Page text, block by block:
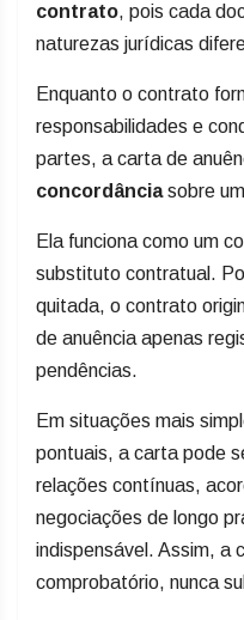
contrato, pois cada
naturezas jurídicas
Enquanto o contrato
responsabilidades e
partes, a carta de
concordânciasobre
Ela funciona como um
substituto contratual.
quitada, o contrato
de anuência apenas
pendências.
Em situações mais
pontuais, a carta pode
relações contínuas,
negociações de longo
indispensável. Assim, a
comprobatório, nunca